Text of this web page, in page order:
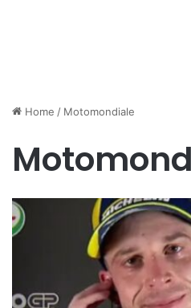
Home / Motomondiale